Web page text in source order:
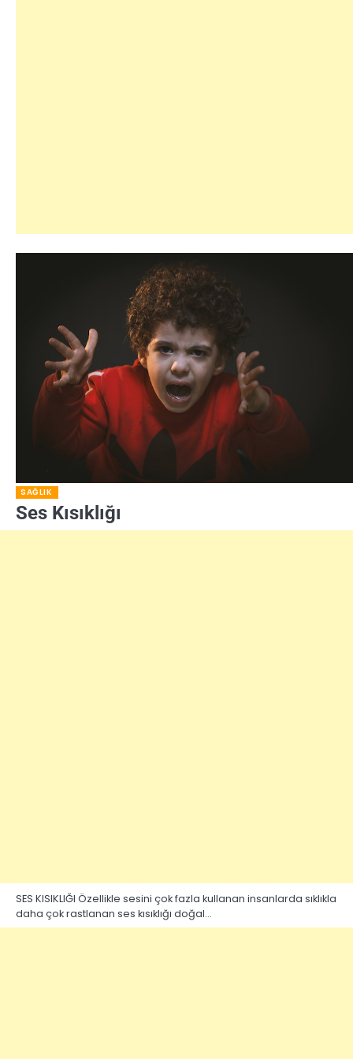
SAĞLIK
Ses Kısıklığı
SES KISIKLIĞI Özellikle sesini çok fazla kullanan insanlarda sıklıkla
daha çok rastlanan ses kısıklığı doğal…